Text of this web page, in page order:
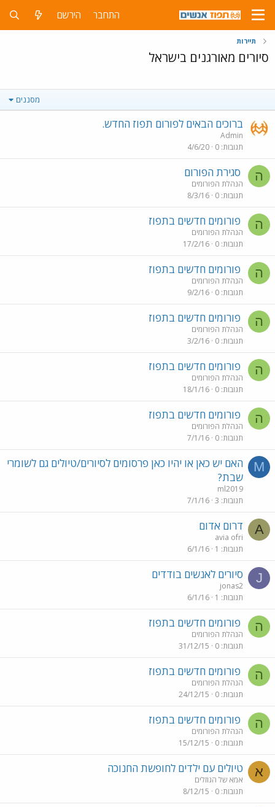
התחבר הירשם
תיירות
סיורים מאורגנים בישראל
מסננים
ברוכים הבאים לפורום תפוז החדש.
Admin
תגובות 0
4/6/20
ה סגירת הפורום
הנהלת הפורומים
תגובות 0
8/3/16
ה פורומים חדשים בתפוז
הנהלת הפורומים
תגובות 0
17/2/16
ה פורומים חדשים בתפוז
הנהלת הפורומים
תגובות 0
9/2/16
ה פורומים חדשים בתפוז
הנהלת הפורומים
תגובות 0
3/2/16
ה פורומים חדשים בתפוז
הנהלת הפורומים
תגובות 0
18/1/16
ה פורומים חדשים בתפוז
הנהלת הפורומים
תגובות 0
7/1/16
M
האם יש כאן או יהיו כאן פרסומים לסיורים/טיולים גם לשומרי
שבת?
ml2019
תגובות 3
7/1/16
A דרום אדום
avia ofri
תגובות 1
6/1/16
J סיורים לאנשים בודדים
jonas2
תגובות 1
6/1/16
ה פורומים חדשים בתפוז
הנהלת הפורומים
תגובות 0
31/12/15
ה פורומים חדשים בתפוז
הנהלת הפורומים
תגובות 0
24/12/15
ה פורומים חדשים בתפוז
הנהלת הפורומים
תגובות 0
15/12/15
א טיולים עם ילדים לחופשת החנוכה
אמא של הגוזלים
תגובות 0
8/12/15